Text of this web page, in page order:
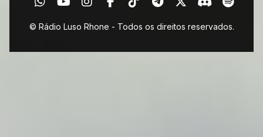
© Rádio Luso Rhone - Todos os direitos reservados.